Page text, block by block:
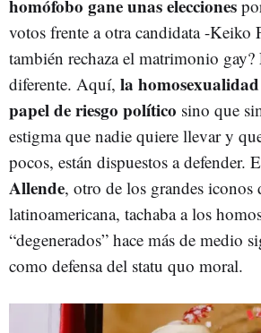
homófobo gane unas elecciones
votos frente a otra candidata -
también rechaza el matrimonio
diferente. Aquí, la
papel de riesgo político sino que
estigma que nadie quiere llevar y
pocos, están dispuestos a defender.
Allende, otro de los grandes iconos
latinoamericana, tachaba a los
“degenerados” hace más de medio
como defensa del statu quo moral.